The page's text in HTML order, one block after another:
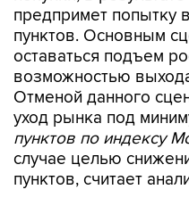
предпримет
пунктов. Основным
оставаться подъем
возможностью
Отменой данного
уход рынка под
пунктов по индексу
случае целью
пунктов, считает